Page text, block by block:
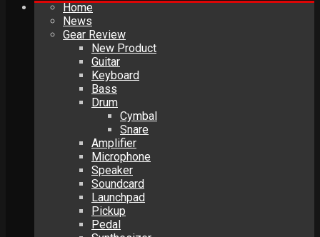
Home
News
Gear Review
New Product
Guitar
Keyboard
Bass
Drum
Cymbal
Snare
Amplifier
Microphone
Speaker
Soundcard
Launchpad
Pickup
Pedal